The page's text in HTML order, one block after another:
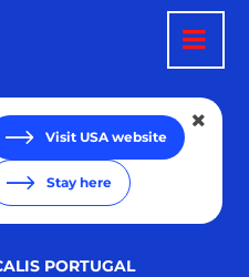
Visit USA website
Stay here
PORTUGAL